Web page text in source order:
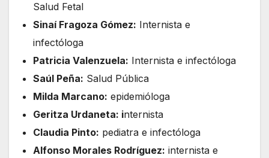
Salud Fetal
Sinaí Fragoza Gómez: Internista e
infectóloga
Patricia Valenzuela: Internista e infectóloga
Saúl Peña: Salud Pública
Milda Marcano: epidemióloga
Geritza Urdaneta: internista
Claudia Pinto: pediatra e infectóloga
Alfonso Morales Rodríguez: internista e